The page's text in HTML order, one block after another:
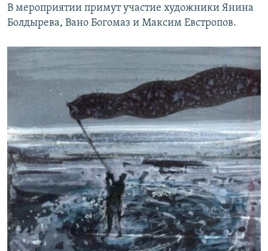
В мероприятии примут участие художники Янина
Болдырева, Вано Богомаз и Максим Евстропов.